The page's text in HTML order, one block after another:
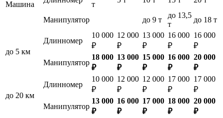
Машина
т
Манипулятор до 9 т
до 13,5
т
до 18 т
до 5 км
Длинномер
10 000
₽
12 000
₽
13 000
₽
16 000
₽
16 000
₽
Манипулятор
18 000
₽
13 000
₽
15 000
₽
16 000
₽
20 000
₽
до 20 км
Длинномер
10 000
₽
12 000
₽
12 000
₽
17 000
₽
17 000
₽
Манипулятор
13 000
₽
16 000
₽
17 000
₽
18 000
₽
20 000
₽